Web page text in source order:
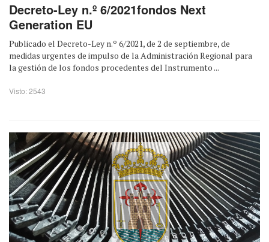
Decreto-Ley n.º 6/2021fondos Next
Generation EU
Publicado el Decreto-Ley n.º 6/2021, de 2 de septiembre, de
medidas urgentes de impulso de la Administración Regional para
la gestión de los fondos procedentes del Instrumento ...
Visto: 2543